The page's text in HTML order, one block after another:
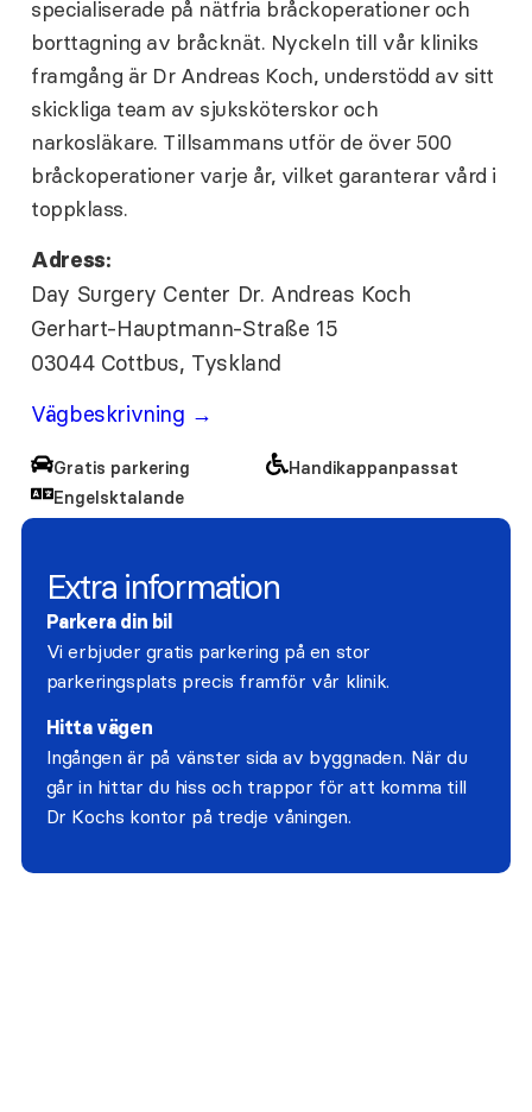
specialiserade på nätfria bråckoperationer och
borttagning av bråcknät. Nyckeln till vår kliniks
framgång är Dr Andreas Koch, understödd av sitt
skickliga team av sjuksköterskor och
narkosläkare. Tillsammans utför de över 500
bråckoperationer varje år, vilket garanterar vård i
toppklass.
Adress:
Day Surgery Center Dr. Andreas Koch
Gerhart-Hauptmann-Straße 15
03044 Cottbus, Tyskland
Vägbeskrivning →
Gratis parkering
Handikappanpassat
Engelsktalande
Extra information
Parkera din bil
Vi erbjuder gratis parkering på en stor
parkeringsplats precis framför vår klinik.
Hitta vägen
Ingången är på vänster sida av byggnaden. När du
går in hittar du hiss och trappor för att komma till
Dr Kochs kontor på tredje våningen.